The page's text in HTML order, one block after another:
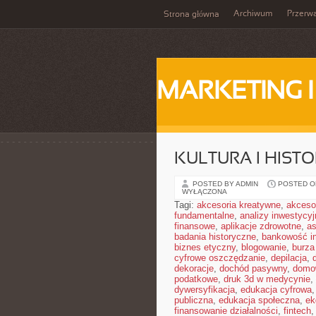
Strona główna Archiwum
MARKETING
KULTURA I
POSTED BY ADMIN POSTED
WYŁĄCZONA
Tagi: akcesoria kreatywne,
fundamentalne, analizy
finansowe, aplikacje zdrowotne,
badania historyczne, bankowość
biznes etyczny, blogowanie,
cyfrowe oszczędzanie, depilacja,
dekoracje, dochód pasywny,
podatkowe, druk 3d w medycynie,
dywersyfikacja, edukacja cyfrowa,
publiczna, edukacja społeczna,
finansowanie działalności, fintech,